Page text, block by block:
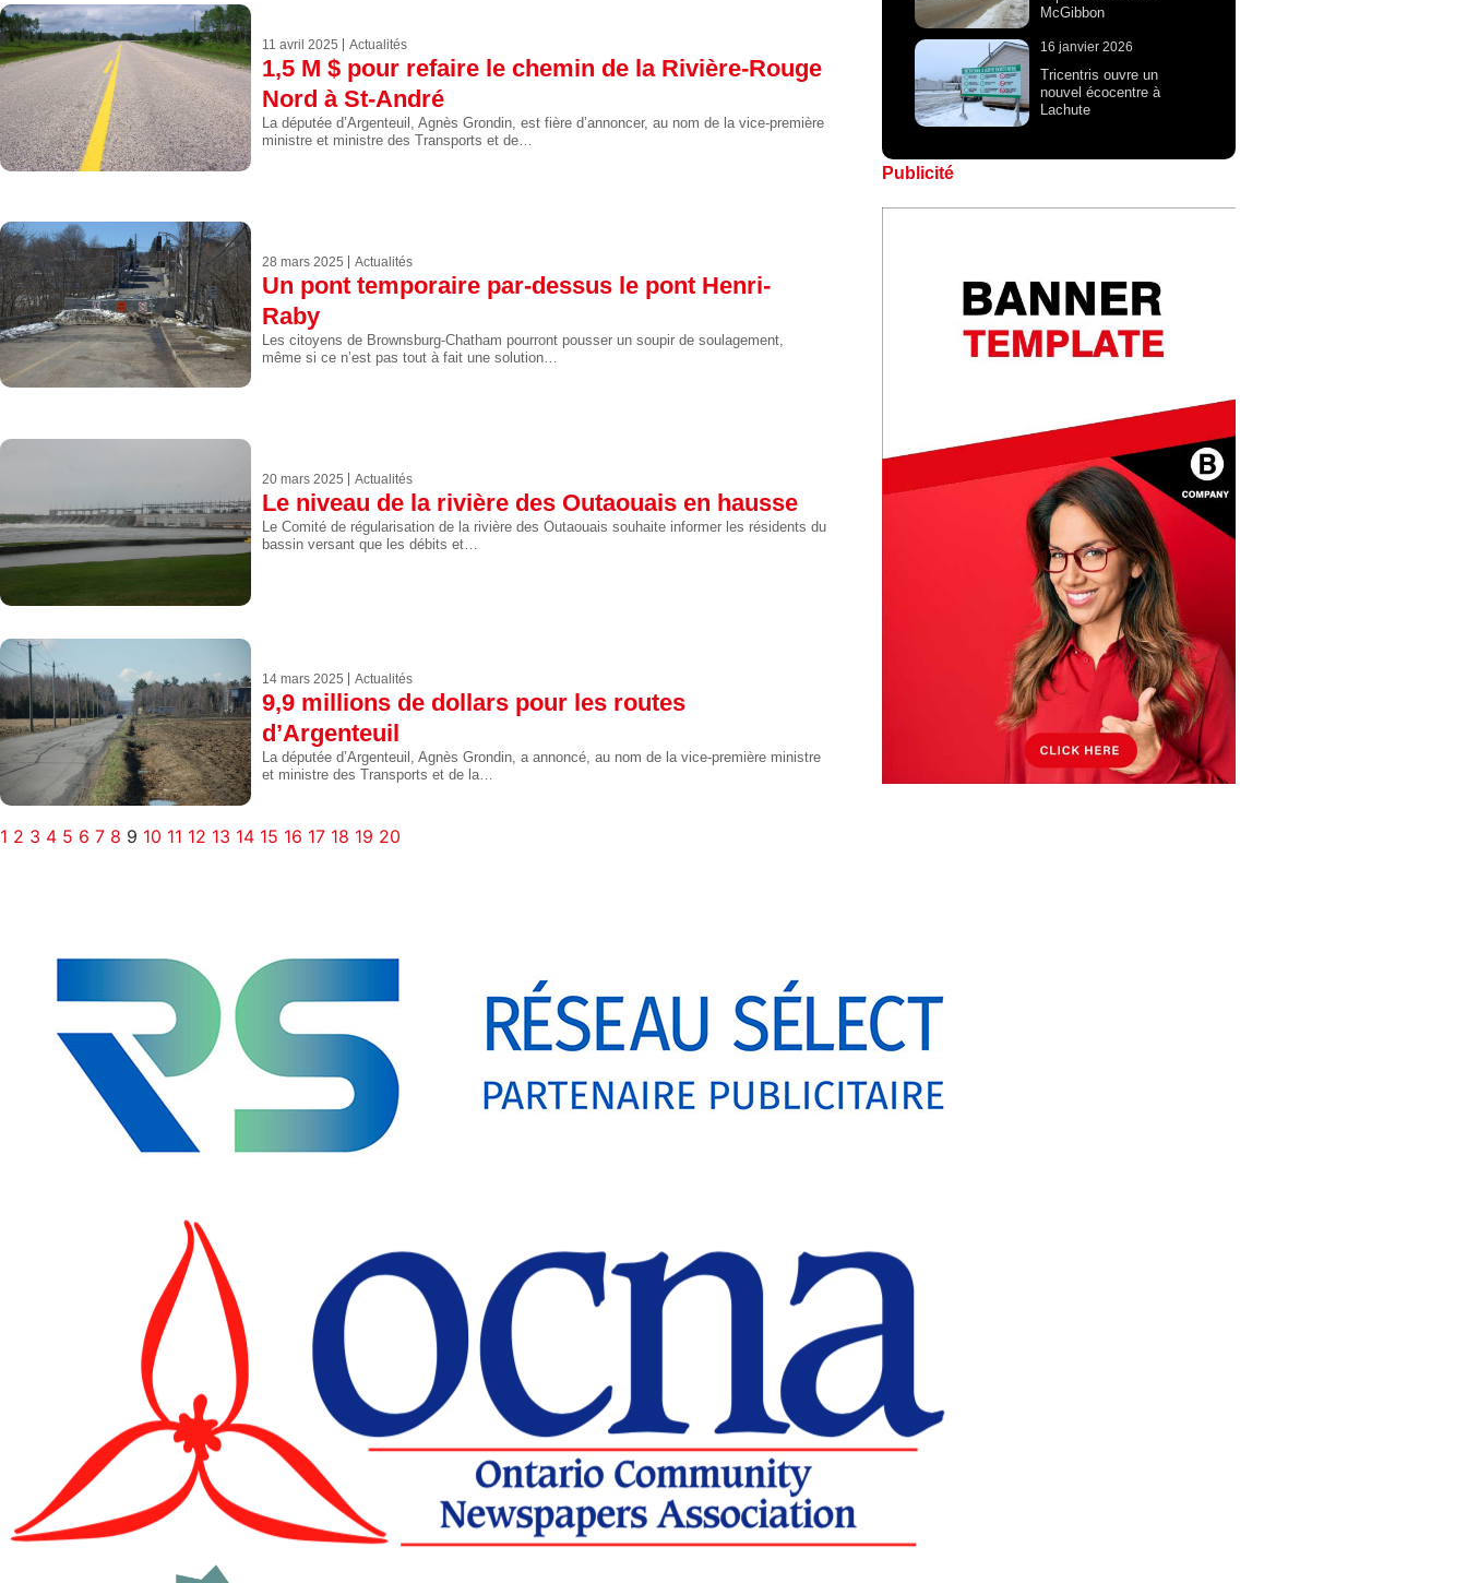
11 avril 2025 Actualités
1,5 M $ pour refaire le chemin de la Rivière-Rouge
Nord à St-André
La députée d’Argenteuil, Agnès Grondin, est fière d’annoncer, au nom de la vice-première
ministre et ministre des Transports et de…
28 mars 2025 Actualités
Un pont temporaire par-dessus le pont Henri-
Raby
Les citoyens de Brownsburg-Chatham pourront pousser un soupir de soulagement,
même si ce n’est pas tout à fait une solution…
20 mars 2025 Actualités
Le niveau de la rivière des Outaouais en hausse
Le Comité de régularisation de la rivière des Outaouais souhaite informer les résidents du
bassin versant que les débits et…
14 mars 2025 Actualités
9,9 millions de dollars pour les routes
d’Argenteuil
La députée d’Argenteuil, Agnès Grondin, a annoncé, au nom de la vice-première ministre
et ministre des Transports et de la…
1 2 3 4 5 6 7 8 9 10 11 12 13 14 15 16 17 18 19 20
McGibbon
16 janvier 2026
Tricentris ouvre un
nouvel écocentre à
Lachute
Publicité